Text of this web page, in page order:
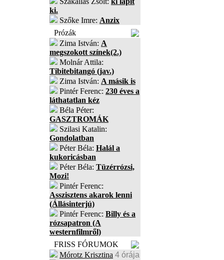
ki.
Szőke Imre: Anzix
Prózák
Zima István: A
megszokott színek(2.)
Molnár Attila:
Tibitebitangó (jav.)
Zima István: A másik is
Pintér Ferenc: 230 éves a
láthatatlan kéz
Béla Péter:
GASZTROMÁK
Szilasi Katalin:
Gondolatban
Péter Béla: Halál a
kukoricásban
Péter Béla: Tüzérrózsi,
Mozi!
Pintér Ferenc:
Asszisztens akarok lenni
(Állásinterjú)
Pintér Ferenc: Billy és a
rózsapatron (A
westernfilmről)
FRISS FÓRUMOK
Mórotz Krisztina 4 órája